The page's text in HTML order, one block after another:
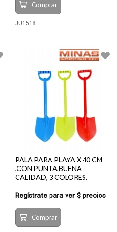
Comprar
JU1518
PALA PARA PLAYA X 40 CM
,CON PUNTA,BUENA
CALIDAD, 3 COLORES.
Regístrate para ver $ precios
Comprar